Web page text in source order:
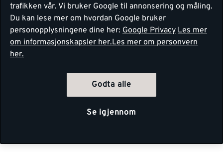
trafikken vår. Vi bruker Google til annonsering og måling.
Du kan lese mer om hvordan Google bruker
personopplysningene dine her: Google Privacy Les mer
om informasjonskapsler her.Les mer om personvern
her.
Godta alle
Se igjennom